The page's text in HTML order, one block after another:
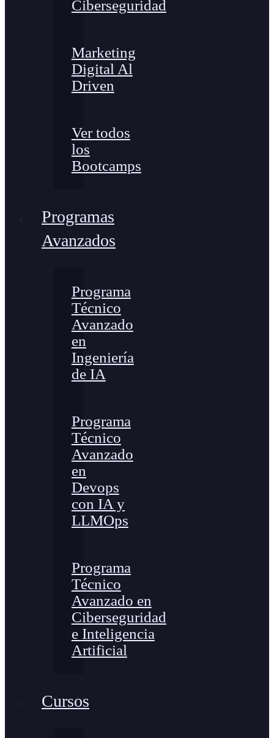
Ciberseguridad
Marketing
Digital Al
Driven
Ver todos
los
Bootcamps
Programas
Avanzados
Programa
Técnico
Avanzado
en
Ingeniería
de IA
Programa
Técnico
Avanzado
en
Devops
con IA y
LLMOps
Programa
Técnico
Avanzado en
Ciberseguridad
e Inteligencia
Artificial
Cursos